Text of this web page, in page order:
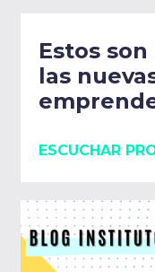
Estos
las
ESCUCHAR